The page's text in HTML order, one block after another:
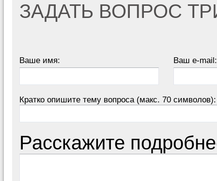
ЗАДАТЬ ВОПРОС
Ваше имя: Ваш e-mail:
Кратко опишите тему вопроса (макс. 70 символов):
Расскажите